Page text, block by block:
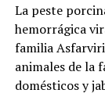
La peste
hemorrágica
familia
animales de la
domésticos y